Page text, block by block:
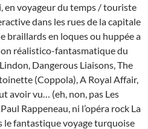
en voyageur du temps / touriste
dans les rues de la capitale
braillards en loques ou huppée a
réalistico-fantasmatique du
Dangerous Liaisons, The
(Coppola), A Royal Affair,
avoir vu… (eh, non, pas Les
Rappeneau, ni l’opéra rock La
le fantastique voyage turquoise